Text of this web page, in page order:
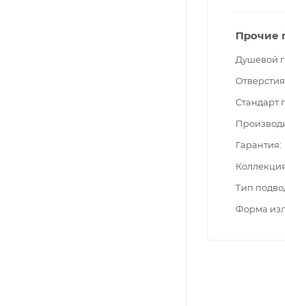
Прочие
Душевой
Стандарт
Гарантия
Тип
Форма